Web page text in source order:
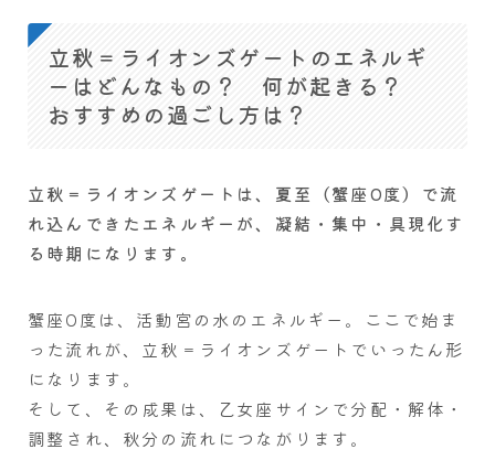
立秋＝ライオンズゲートのエネルギ
ーはどんなもの？ 何が起きる？
おすすめの過ごし方は？
立秋＝ライオンズゲートは、夏至（蟹座0度）で流
れ込んできたエネルギーが、凝結・集中・具現化す
る時期になります。
蟹座0度は、活動宮の水のエネルギー。ここで始ま
った流れが、立秋＝ライオンズゲートでいったん形
になります。
そして、その成果は、乙女座サインで分配・解体・
調整され、秋分の流れにつながります。